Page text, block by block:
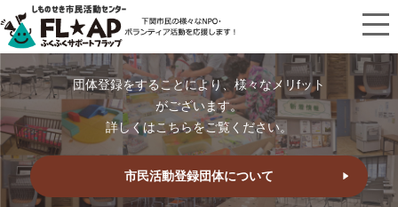
団体登録をすることにより、様々なメリfット
がございます。
詳しくはこちらをご覧ください。
市民活動登録団体について